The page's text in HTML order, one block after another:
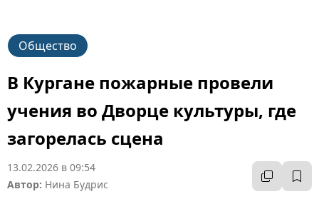
Общество
В Кургане пожарные провели
учения во Дворце культуры, где
загорелась сцена
13.02.2026 в 09:54
Автор: Нина Будрис